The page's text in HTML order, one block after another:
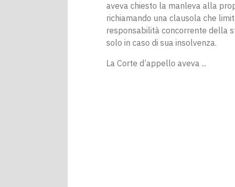
aveva chiesto la manleva alla
richiamando una clausola che
responsabilità concorrente della
solo in caso di sua insolvenza.
La Corte d’appello aveva ...